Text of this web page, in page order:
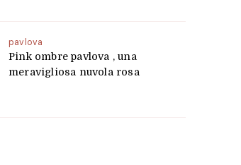
pavlova
Pink ombre pavlova , una
meravigliosa nuvola rosa